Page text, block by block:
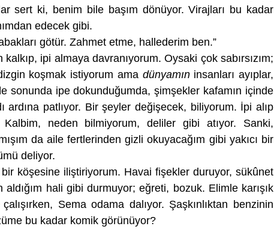
sert ki, benim bile başım dönüyor. Virajları bu kadar
edecek gibi.
götür. Zahmet etme, hallederim ben.”
ipi almaya davranıyorum. Oysaki çok sabırsızım;
koşmak istiyorum ama dünyamın insanları ayıplar,
sonunda ipe dokunduğumda, şimşekler kafamın içinde
ardına patlıyor. Bir şeyler değişecek, biliyorum. İpi alıp
neden bilmiyorum, deliler gibi atıyor. Sanki,
da aile fertlerinden gizli okuyacağım gibi yakıcı bir
deliyor.
bir köşesine iliştiriyorum. Havai fişekler duruyor, sükûnet
hali gibi durmuyor; eğreti, bozuk. Elimle karışık
Sema odama dalıyor. Şaşkınlıktan benzinin
bu kadar komik görünüyor?